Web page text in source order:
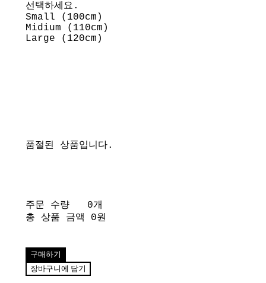
선택하세요.
Small (100cm)
Midium (110cm)
Large (120cm)
품절된 상품입니다.
주문 수량
0개
총 상품 금액
0원
구매하기
장바구니에 담기